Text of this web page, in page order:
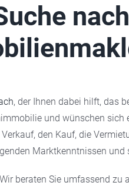
, der Ihnen dabei hilft, das
und wünschen
den Kauf, die
Marktkenntnissen
beraten Sie umfassend